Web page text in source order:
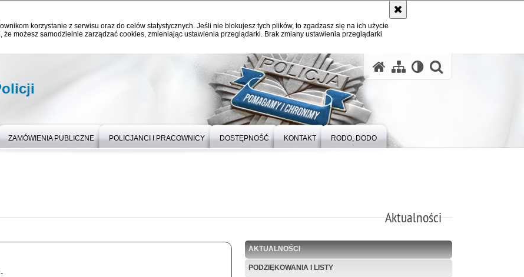
korzystanie z serwisu oraz do celów statystycznych. Jeśli nie blokujesz tych plików, to zgadzasz się na ich użycie
możesz samodzielnie zarządzać cookies, zmieniając ustawienia przeglądarki. Brak zmiany ustawienia przeglądarki
ZAMÓWIENIA PUBLICZNE POLICJANCI I PRACOWNICY DOSTĘPNOŚĆ KONTAKT RODO, DODO
Aktualności
AKTUALNOŚCI
PODZIĘKOWANIA I LISTY